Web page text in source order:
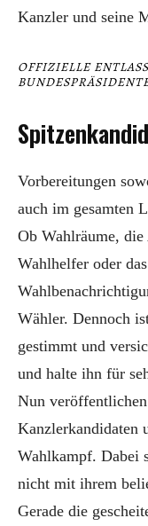
Kanzler und seine
OFFIZIELLE
Vorbereitungen
auch im gesamten
Ob Wahlräume,
Wahlhelfer oder
Wähler. Dennoch
gestimmt und
und halte ihn für
Nun
Kanzlerkandidaten
Wahlkampf. Dabei
nicht mit ihrem
Gerade die